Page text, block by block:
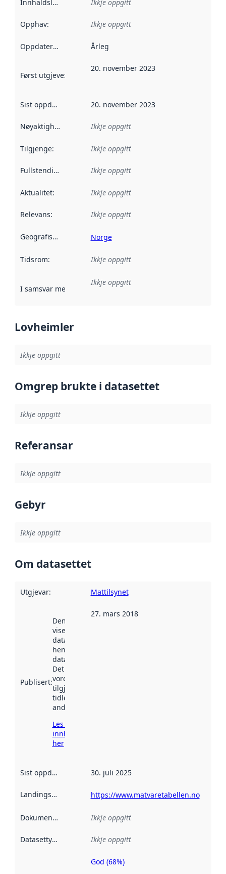
Innhaldsleverandørar :
Ikkje oppgitt
Opphav: Ikkje oppgitt
Oppdateringsfrekvens :
Årleg
Først utgjeve:
20. november 2023
Sist oppdatert 20. november 2023
Nøyaktigheit Ikkje oppgitt
Tilgjenge: Ikkje oppgitt
Fullstendigheit Ikkje oppgitt
Aktualitet: Ikkje oppgitt
Relevans: Ikkje oppgitt
Geografisk område Norge
Tidsrom: Ikkje oppgitt
I samsvar med Referanse til ei implementeringsregel eller
Ikkje oppgitt
Lovheimler
Ikkje oppgitt
Omgrep brukte i datasettet
Ikkje oppgitt
Referansar
Ikkje oppgitt
Gebyr
Ikkje oppgitt
Om datasettet
Utgjevar: Mattilsynet
Publisert:
Denne datoen
viser når
datasettet vart
henta inn av
data.norge.no.
Det kan ha
vore
tilgjengeleg
tidlegare
andre stader.
Les meir om
innhenting
her
27. mars 2018
Sist oppdatert 30. juli 2025
Landingsside https://www.matvaretabellen.no
Dokumentasjon Ikkje oppgitt
Datasettype Ikkje oppgitt
Metadatakvalitet
God (68%)